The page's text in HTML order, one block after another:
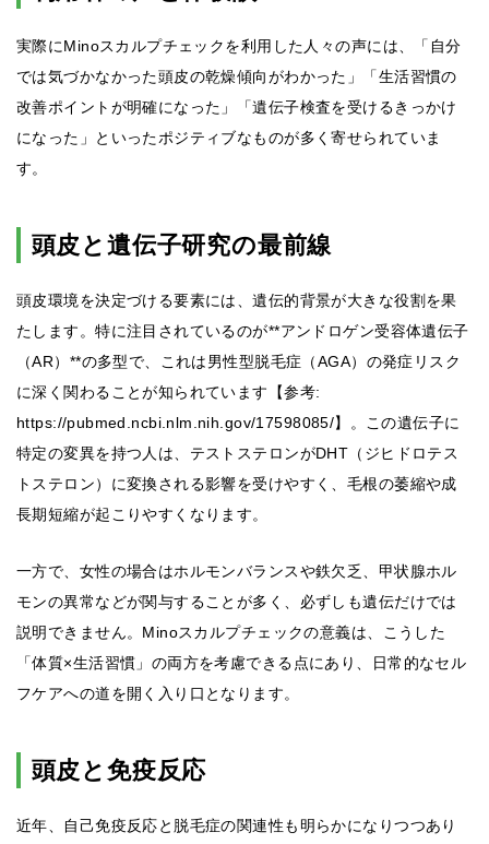
実際にMinoスカルプチェックを利用した人々の声には、「自分
では気づかなかった頭皮の乾燥傾向がわかった」「生活習慣の
改善ポイントが明確になった」「遺伝子検査を受けるきっかけ
になった」といったポジティブなものが多く寄せられていま
す。
頭皮と遺伝子研究の最前線
頭皮環境を決定づける要素には、遺伝的背景が大きな役割を果
たします。特に注目されているのが**アンドロゲン受容体遺伝子
（AR）**の多型で、これは男性型脱毛症（AGA）の発症リスク
に深く関わることが知られています【参考:
https://pubmed.ncbi.nlm.nih.gov/17598085/】。この遺伝子に
特定の変異を持つ人は、テストステロンがDHT（ジヒドロテス
トステロン）に変換される影響を受けやすく、毛根の萎縮や成
長期短縮が起こりやすくなります。
一方で、女性の場合はホルモンバランスや鉄欠乏、甲状腺ホル
モンの異常などが関与することが多く、必ずしも遺伝だけでは
説明できません。Minoスカルプチェックの意義は、こうした
「体質×生活習慣」の両方を考慮できる点にあり、日常的なセル
フケアへの道を開く入り口となります。
頭皮と免疫反応
近年、自己免疫反応と脱毛症の関連性も明らかになりつつあり